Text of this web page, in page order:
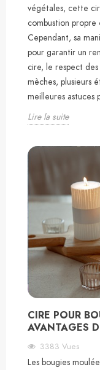
végétales, cette
combustion
Cependant, sa
pour garantir un
cire, le respect
mèches, plusieurs
meilleures astuces
Lire la suite
CIRE POUR
AVANTAGES
3383 Vues
Les bougies